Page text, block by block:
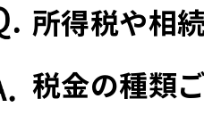
所得税や相
税金の種類